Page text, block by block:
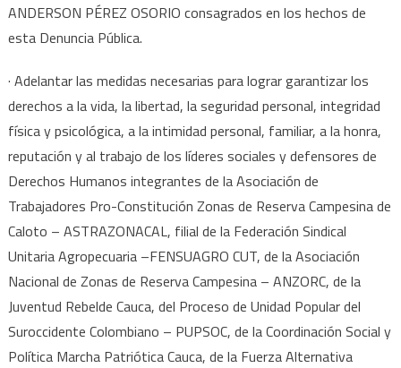
ANDERSON PÉREZ OSORIO consagrados en los hechos de
esta Denuncia Pública.
· Adelantar las medidas necesarias para lograr garantizar los
derechos a la vida, la libertad, la seguridad personal, integridad
física y psicológica, a la intimidad personal, familiar, a la honra,
reputación y al trabajo de los líderes sociales y defensores de
Derechos Humanos integrantes de la Asociación de
Trabajadores Pro-Constitución Zonas de Reserva Campesina de
Caloto – ASTRAZONACAL, filial de la Federación Sindical
Unitaria Agropecuaria –FENSUAGRO CUT, de la Asociación
Nacional de Zonas de Reserva Campesina – ANZORC, de la
Juventud Rebelde Cauca, del Proceso de Unidad Popular del
Suroccidente Colombiano – PUPSOC, de la Coordinación Social y
Política Marcha Patriótica Cauca, de la Fuerza Alternativa